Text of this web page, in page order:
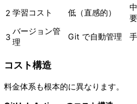
2 学習コスト 低（直感的）
要
3
バージョン管
理
Git で自動管理
コスト構造
料金体系も根本的に異なります。